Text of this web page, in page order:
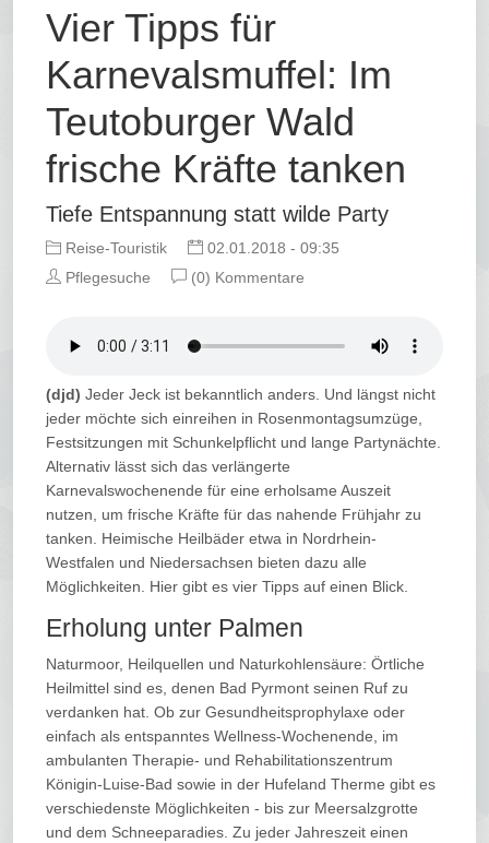
Vier Tipps für
Karnevalsmuffel: Im
Teutoburger Wald
frische Kräfte tanken
Tiefe Entspannung statt wilde Party
Reise-Touristik
02.01.2018 - 09:35
Pflegesuche
(0) Kommentare
(djd) Jeder Jeck ist bekanntlich anders. Und längst nicht
jeder möchte sich einreihen in Rosenmontagsumzüge,
Festsitzungen mit Schunkelpflicht und lange Partynächte.
Alternativ lässt sich das verlängerte
Karnevalswochenende für eine erholsame Auszeit
nutzen, um frische Kräfte für das nahende Frühjahr zu
tanken. Heimische Heilbäder etwa in Nordrhein-
Westfalen und Niedersachsen bieten dazu alle
Möglichkeiten. Hier gibt es vier Tipps auf einen Blick.
Erholung unter Palmen
Naturmoor, Heilquellen und Naturkohlensäure: Örtliche
Heilmittel sind es, denen Bad Pyrmont seinen Ruf zu
verdanken hat. Ob zur Gesundheitsprophylaxe oder
einfach als entspanntes Wellness-Wochenende, im
ambulanten Therapie- und Rehabilitationszentrum
Königin-Luise-Bad sowie in der Hufeland Therme gibt es
verschiedenste Möglichkeiten - bis zur Meersalzgrotte
und dem Schneeparadies. Zu jeder Jahreszeit einen